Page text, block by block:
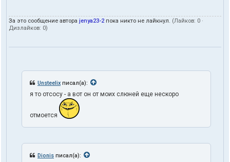
За это сообщение автора jenya23-2 пока никто не лайкнул. (Лайков: 0 ·
Дизлайков: 0)
Unsteelix писал(а):
я то отсосу - а вот он от моих слюней еще нескоро
отмоется
Dionis писал(а):